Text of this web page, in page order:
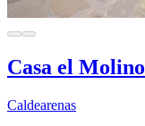
Casa el Molino
Caldearenas